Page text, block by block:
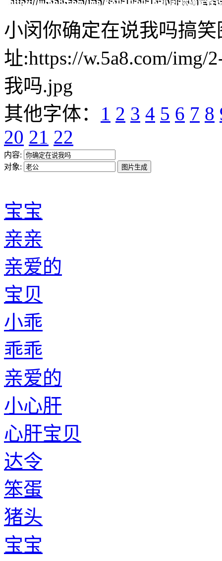
小闵你确定在说我吗搞笑
址:https://w.5a8.com/img/
我吗.jpg
其他字体： 1 2 3 4 5 6 7 8
20 21 22
内容:
对象:
宝宝
亲亲
亲爱的
宝贝
小乖
乖乖
亲爱的
小心肝
心肝宝贝
达令
笨蛋
猪头
宝宝